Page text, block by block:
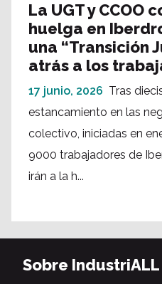
La UGT y CCOO
huelga en
una “Transición
atrás a los
17 junio, 2026 Tras
estancamiento en las
colectivo, iniciadas en
9000 trabajadores de
irán a la h...
Sobre IndustriALL